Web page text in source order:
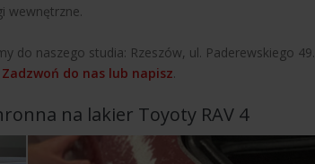
wewnętrzne.
do naszego studia: Rzeszów, ul. Paderewskiego 49.
Zadzwoń do nas lub napisz.
na lakier Toyoty RAV 4